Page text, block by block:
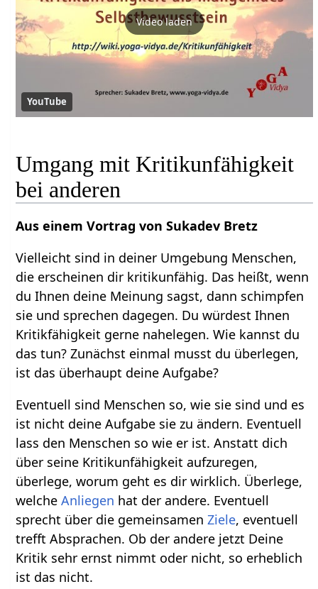
Video laden
YouTube
Umgang mit Kritikunfähigkeit
bei anderen
Aus einem Vortrag von Sukadev Bretz
Vielleicht sind in deiner Umgebung Menschen,
die erscheinen dir kritikunfähig. Das heißt, wenn
du Ihnen deine Meinung sagst, dann schimpfen
sie und sprechen dagegen. Du würdest Ihnen
Kritikfähigkeit gerne nahelegen. Wie kannst du
das tun? Zunächst einmal musst du überlegen,
ist das überhaupt deine Aufgabe?
Eventuell sind Menschen so, wie sie sind und es
ist nicht deine Aufgabe sie zu ändern. Eventuell
lass den Menschen so wie er ist. Anstatt dich
über seine Kritikunfähigkeit aufzuregen,
überlege, worum geht es dir wirklich. Überlege,
welcheAnliegen hat der andere. Eventuell
sprecht über die gemeinsamenZiele, eventuell
trefft Absprachen. Ob der andere jetzt Deine
Kritik sehr ernst nimmt oder nicht, so erheblich
ist das nicht.